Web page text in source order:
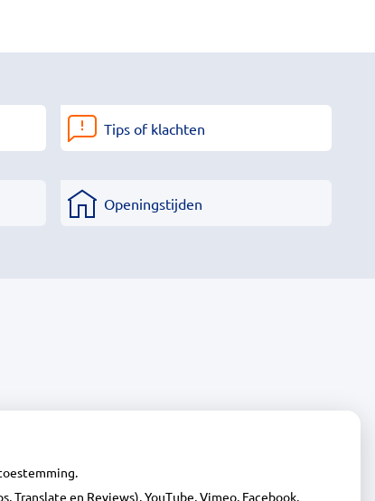
Tips of klachten
Openingstijden
en Reviews), YouTube, Vimeo, Facebook,